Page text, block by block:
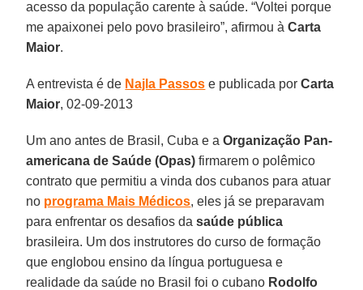
acesso da população carente à saúde. “Voltei porque
me apaixonei pelo povo brasileiro”, afirmou àCarta
Maior.
A entrevista é de Najla Passos e publicada por Carta
Maior, 02-09-2013
Um ano antes de Brasil, Cuba e aOrganização Pan-
americana de Saúde (Opas) firmarem o polêmico
contrato que permitiu a vinda dos cubanos para atuar
no programa Mais Médicos, eles já se preparavam
para enfrentar os desafios da saúde pública
brasileira. Um dos instrutores do curso de formação
que englobou ensino da língua portuguesa e
realidade da saúde no Brasil foi o cubano Rodolfo